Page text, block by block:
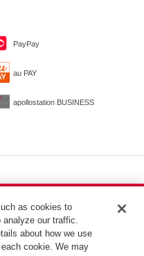
PayPay
au PAY
apollostation BUSINESS
as cookies to
analyze our traffic.
about how we use
cookie. We may